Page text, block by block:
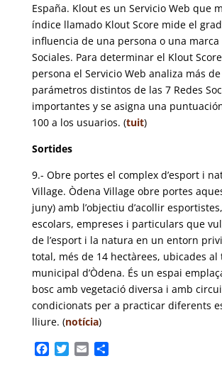
España. Klout es un Servicio Web que
índice llamado Klout Score mide el
influencia de una persona o una marca
Sociales. Para determinar el Klout
persona el Servicio Web analiza más
parámetros distintos de las 7 Redes
importantes y se asigna una
100 a los usuarios. (tuit)
Sortides
9.- Obre portes el complex d’esport i
Village. Òdena Village obre portes
juny) amb l’objectiu d’acollir
escolars, empreses i particulars que
de l’esport i la natura en un entorn
total, més de 14 hectàrees, ubicades al
municipal d’Òdena. És un espai
bosc amb vegetació diversa i amb
condicionats per a practicar diferents
lliure. (notícia)